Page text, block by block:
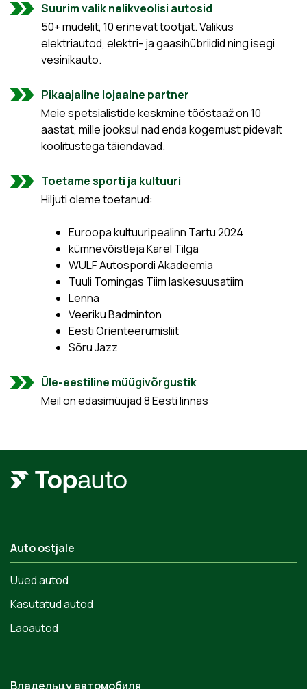
Suurim valik nelikveolisi autosid
50+ mudelit, 10 erinevat tootjat. Valikus
elektriautod, elektri- ja gaasihübriidid ning isegi
vesinikauto.
Pikaajaline lojaalne partner
Meie spetsialistide keskmine tööstaaž on 10
aastat, mille jooksul nad enda kogemust pidevalt
koolitustega täiendavad.
Toetame sporti ja kultuuri
Hiljuti oleme toetanud:
Euroopa kultuuripealinn Tartu 2024
kümnevõistleja Karel Tilga
WULF Autospordi Akadeemia
Tuuli Tomingas Tiim laskesuusatiim
Lenna
Veeriku Badminton
Eesti Orienteerumisliit
Sõru Jazz
Üle-eestiline müügivõrgustik
Meil on edasimüüjad 8 Eesti linnas
Auto ostjale
Uued autod
Kasutatud autod
Laoautod
Владельцу автомобиля